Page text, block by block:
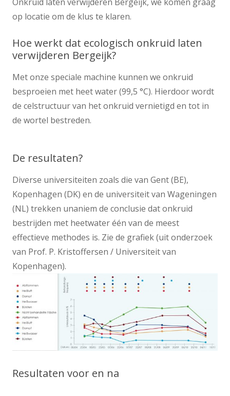
op locatie om de klus te klaren.
Hoe werkt dat ecologisch onkruid laten
verwijderen Bergeijk?
Met onze speciale machine kunnen we onkruid
besproeien met heet water (99,5 °C). Hierdoor wordt
de celstructuur van het onkruid vernietigd en tot in
de wortel bestreden.
De resultaten?
Diverse universiteiten zoals die van Gent (BE),
Kopenhagen (DK) en de universiteit van Wageningen
(NL) trekken unaniem de conclusie dat onkruid
bestrijden met heetwater één van de meest
effectieve methodes is. Zie de grafiek (uit onderzoek
van Prof. P. Kristoffersen / Universiteit van
Kopenhagen).
Resultaten voor en na